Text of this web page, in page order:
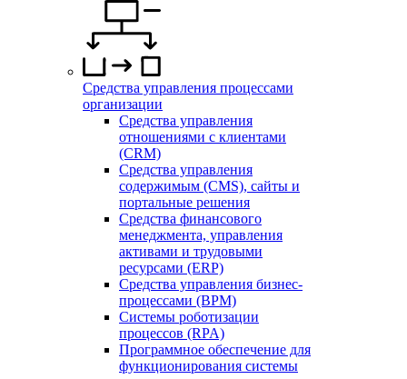
Средства управления процессами
организации
Средства управления
отношениями с клиентами
(CRM)
Средства управления
содержимым (CMS), сайты и
портальные решения
Средства финансового
менеджмента, управления
активами и трудовыми
ресурсами (ERP)
Средства управления бизнес-
процессами (BPM)
Системы роботизации
процессов (RPA)
Программное обеспечение для
функционирования системы